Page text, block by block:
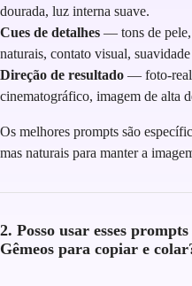
dourada, luz interna suave.
Cues de detalhes — tons de pele,
naturais, contato visual,
Direção de resultado — foto-
cinematográfico, imagem de alta
Os melhores prompts são
mas naturais para manter a
2. Posso usar esses
Gêmeos para copiar e